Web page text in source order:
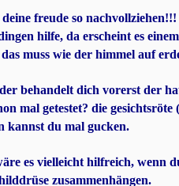
freude so
hilfe, da erscheint es
muss wie der himmel auf
behandelt dich vorerst der
mal getestet? die
kannst du mal gucken.
es vielleicht hilfreich, wenn
zusammenhängen.